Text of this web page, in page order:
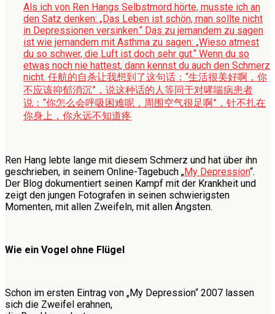
Als ich von Ren Hangs Selbstmord hörte, musste ich an
den Satz denken: „Das Leben ist schön, man sollte nicht
in Depressionen versinken.“ Das zu jemandem zu sagen
ist wie jemandem mit Asthma zu sagen: „Wieso atmest
du so schwer, die Luft ist doch sehr gut.“ Wenn du so
etwas noch nie hattest, dann kennst du auch den Schmerz
nicht. 任航的自杀让我想到了这句话：“生活很美好啊，你
不应该抑郁消沉”，说这种话的人等同于对哮喘病患者
说：“你怎么会呼吸困难呢，周围空气很足啊”，针不扎在
你身上，你永远不知道疼
Ren Hang lebte lange mit diesem Schmerz und hat über ihn
geschrieben, in seinem Online-Tagebuch „My Depression“.
Der Blog dokumentiert seinen Kampf mit der Krankheit und
zeigt den jungen Fotografen in seinen schwierigsten
Momenten, mit allen Zweifeln, mit allen Ängsten.
Wie ein Vogel ohne Flügel
Schon im ersten Eintrag von „My Depression“ 2007 lassen
sich die Zweifel erahnen,